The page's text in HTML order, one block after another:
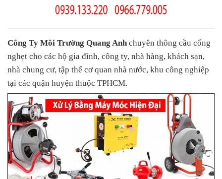
Công Ty Môi Trường Quang Anh chuyên thông cầu cống
nghẹt cho các hộ gia đình, công ty, nhà hàng, khách sạn,
nhà chung cư, tập thể cơ quan nhà nước, khu công nghiệp
tại các quận huyện thuộc TPHCM.